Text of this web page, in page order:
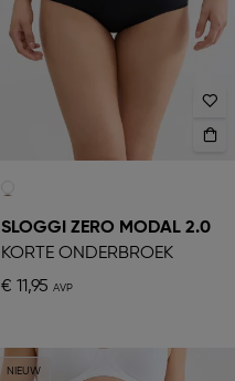
SLOGGI ZERO MODAL 2.0
KORTE ONDERBROEK
€ 11,95
NIEUW